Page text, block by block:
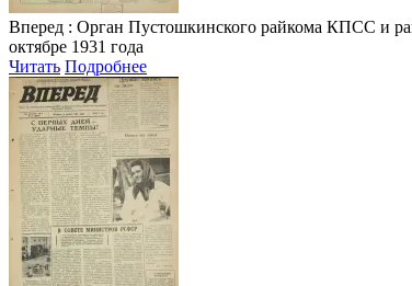
Вперед : Орган Пустошкинского райкома КПСС и
октябре 1931 года
Читать Подробнее